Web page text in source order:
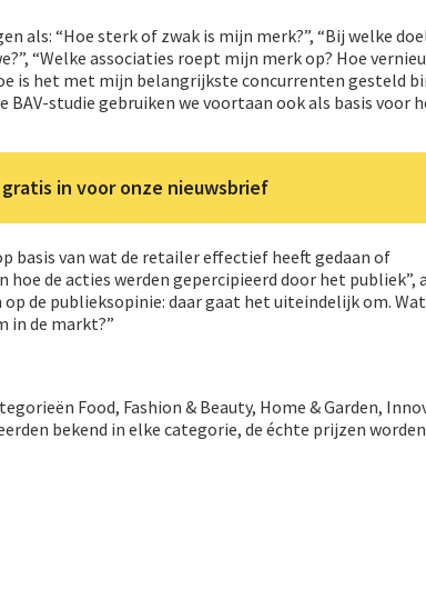
als: “Hoe sterk of zwak is mijn merk?”, “Bij welke
“Welke associaties roept mijn merk op? Hoe
is het met mijn belangrijkste concurrenten gesteld
BAV-studie gebruiken we voortaan ook als basis voor
in voor onze nieuwsbrief
basis van wat de retailer effectief heeft gedaan of
de acties werden gepercipieerd door het publiek”,
de publieksopinie: daar gaat het uiteindelijk om.
in de markt?”
Food, Fashion & Beauty, Home & Garden,
bekend in elke categorie, de échte prijzen worden